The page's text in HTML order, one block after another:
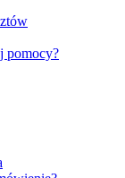
pomocy?